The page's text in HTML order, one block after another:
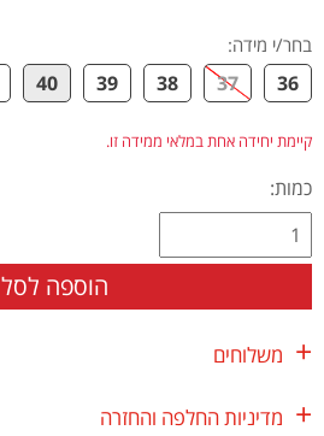
בחר/י מידה:
36
37
38
39
40
קיימת יחידה אחת במלאי ממידה זו.
כמות:
הוספה לסל
משלוחים
מדיניות החלפה והחזרה